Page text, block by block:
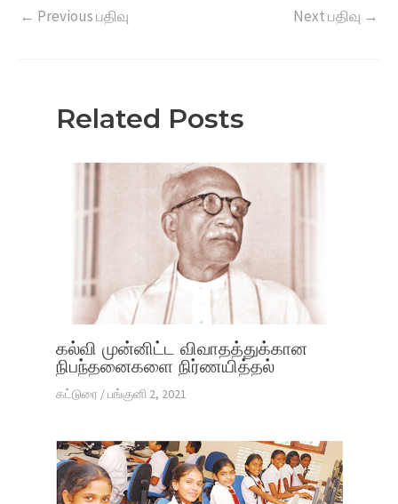
← Previous பதிவு Next பதிவு →
Related Posts
கல்வி முன்னிட்ட விவாதத்துக்கான
நிபந்தனைகளை நிர்ணயித்தல்
கட்டுரை/பங்குனி 2, 2021